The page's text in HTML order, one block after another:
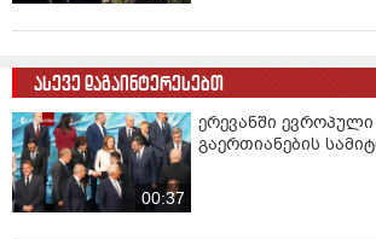
ასევე დაგაინტერესებთ
00:37
ერევანში
გაერთიანების